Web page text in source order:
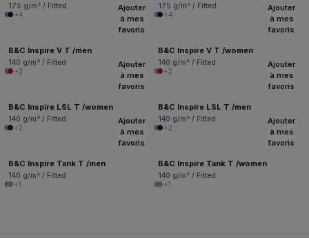
175 g/m² / Fitted
+4
175 g/m² / Fitted
+4
Ajouter
à mes
favoris
B&C Inspire V T /men
140 g/m² / Fitted
+2
Ajouter
à mes
favoris
B&C Inspire V T /women
140 g/m² / Fitted
+2
Ajouter
à mes
favoris
B&C Inspire LSL T /women
140 g/m² / Fitted
+2
Ajouter
à mes
favoris
B&C Inspire LSL T /men
140 g/m² / Fitted
+2
Ajouter
à mes
favoris
B&C Inspire Tank T /men
140 g/m² / Fitted
+1
Ajouter
à mes
favoris
B&C Inspire Tank T /women
140 g/m² / Fitted
+1